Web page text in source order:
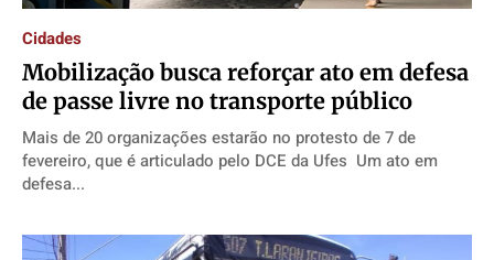
Cidades
Mobilização busca reforçar ato em defesa
de passe livre no transporte público
Mais de 20 organizações estarão no protesto de 7 de
fevereiro, que é articulado pelo DCE da Ufes Um ato em
defesa...